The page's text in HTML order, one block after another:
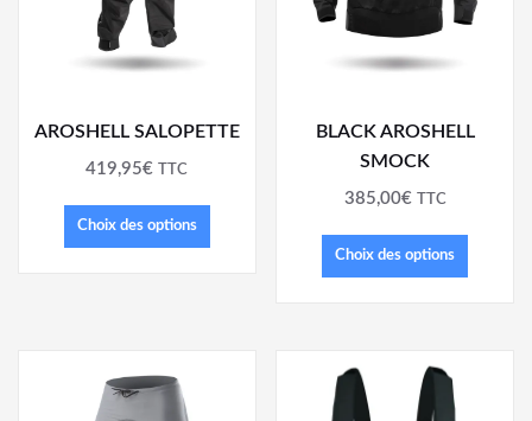
AROSHELL SALOPETTE
419,95€ TTC
Choix des options
BLACK AROSHELL
SMOCK
385,00€ TTC
Choix des options